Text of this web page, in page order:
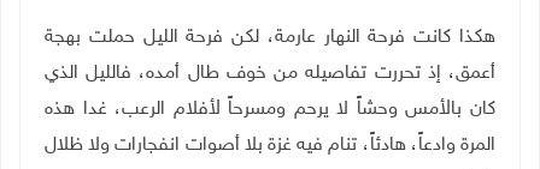
هكذا كانت فرحة النهار عارمة، لكن فرحة الليل حملت بهجة
أعمق، إذ تحررت تفاصيله من خوف طال أمده، فالليل الذي
كان بالأمس وحشاً لا يرحم ومسرحاً لأفلام الرعب، غدا هذه
المرة وادعاً، هادئاً، تنام فيه غزة بلا أصوات انفجارات ولا ظلال